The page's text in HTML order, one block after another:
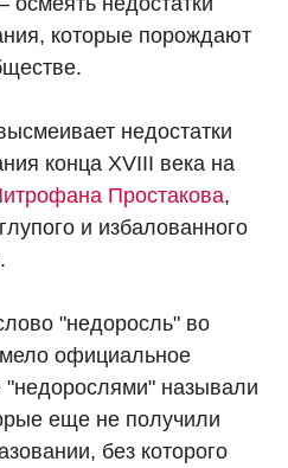
которые порождают
недостатки
конца XVIII века на
Простакова,
и избалованного
"недоросль" во
официальное
"недорослями" называли
еще не получили
без которого